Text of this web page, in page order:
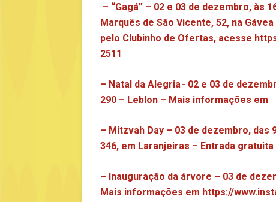
– “Gagá” – 02 e 03 de dezembro, às
Marquês de São Vicente, 52, na
pelo Clubinho de Ofertas, acesse
2511
– Natal da Alegria - 02 e 03 de
290 – Leblon – Mais informações em
– Mitzvah Day – 03 de dezembro, das
346, em Laranjeiras – Entrada gratuita
– Inauguração da árvore – 03 de
Mais informações em https://